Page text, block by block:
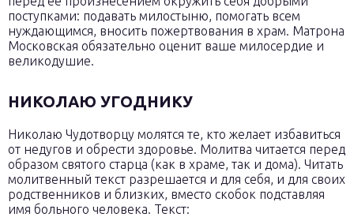
поступками: подавать милостыню, помогать всем
нуждающимся, вносить пожертвования в храм. Матрона
Московская обязательно оценит ваше милосердие и
великодушие.
НИКОЛАЮ УГОДНИКУ
Николаю Чудотворцу молятся те, кто желает избавиться
от недугов и обрести здоровье. Молитва читается перед
образом святого старца (как в храме, так и дома). Читать
молитвенный текст разрешается и для себя, и для своих
родственников и близких, вместо скобок подставляя
имя больного человека. Текст: